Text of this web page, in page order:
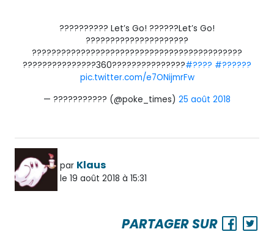
?????????? Let’s Go! ??????Let’s Go!
?????????????????????
???????????????????????????????????????????
???????????????360???????????????#???? #??????
pic.twitter.com/e7ONijmrFw
— ??????????? (@poke_times) 25 août 2018
par Klaus
le 19 août 2018 à 15:31
PARTAGER SUR